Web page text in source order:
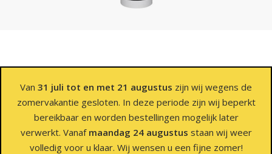
Van 31 juli tot en met 21 augustus zijn wij wegens de
zomervakantie gesloten. In deze periode zijn wij beperkt
bereikbaar en worden bestellingen mogelijk later
verwerkt. Vanaf maandag 24 augustus staan wij weer
volledig voor u klaar. Wij wensen u een fijne zomer!